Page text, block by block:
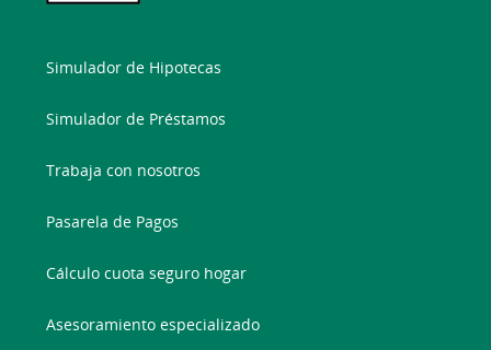
Simulador de Hipotecas
Simulador de Préstamos
Trabaja con nosotros
Pasarela de Pagos
Cálculo cuota seguro hogar
Asesoramiento especializado